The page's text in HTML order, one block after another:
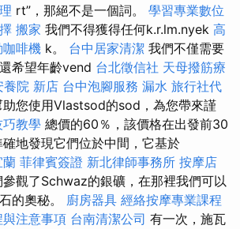
rt”，那絕不是一個詞。 學習專業數位
搬家 我們不得獲得任何k.r.lm.nyek 高
啡機 k。 台中居家清潔 我們不僅需要
希望年齡vend 台北徵信社 天母撥筋療
養院 新店 台中泡腳服務 漏水 旅行社代
助您使用Vlastsod的sod，為您帶來謹
教學 總價的60％，該價格在出發前30
地發現它們位於中間，它基於
蘭 菲律賓簽證 新北律師事務所 按摩店
觀了Schwaz的銀礦，在那裡我們可以
的奧秘。 廚房器具 經絡按摩專業課程
注意事項 台南清潔公司 有一次，施瓦